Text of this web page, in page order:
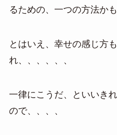
るための、一つの方法か
とはいえ、幸せの感じ方
れ、、、、、、
一律にこうだ、といいき
ので、、、、